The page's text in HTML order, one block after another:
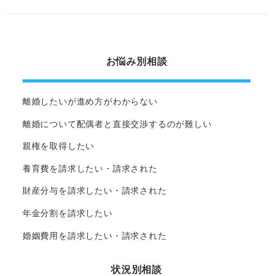
お悩み別相談
離婚したいが進め方がわからない
離婚について配偶者と直接交渉するのが難しい
親権を取得したい
養育費を請求したい・請求された
財産分与を請求したい・請求された
年金分割を請求したい
婚姻費用を請求したい・請求された
状況別相談